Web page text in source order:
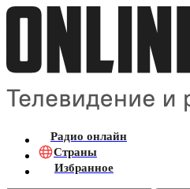
Радио онлайн
Страны
Избранное